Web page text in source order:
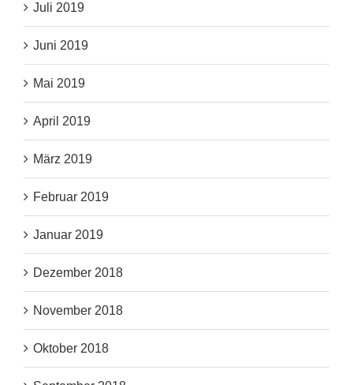
Juli 2019
Juni 2019
Mai 2019
April 2019
März 2019
Februar 2019
Januar 2019
Dezember 2018
November 2018
Oktober 2018